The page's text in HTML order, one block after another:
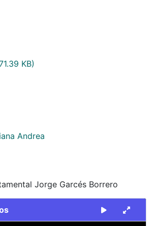
KB)
Andrea
Jorge Garcés Borrero